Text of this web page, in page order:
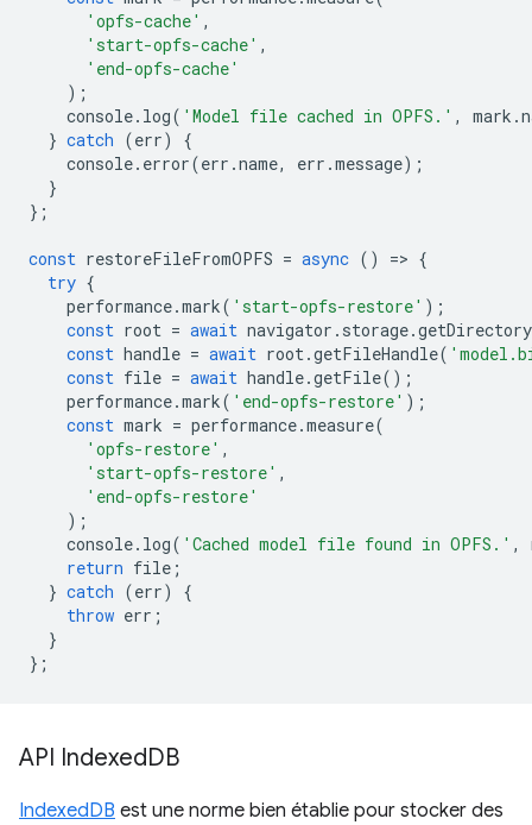
'opfs-cache' ,
'start-opfs-cache' ,
'end-opfs-cache'
);
console. log( 'Model file cached in OPFS.' , mark .
} catch (err)
{
console. error(err .name, err .message);
}
};
const restoreFileFromOPFS = async () => {
try {
performance.mark( 'start-opfs-restore' );
const root = await navigator . storage.getDirectory
const handle = await root.getFileHandle(
const file = await handle.getFile();
performance.mark( 'end-opfs-restore' );
const mark = performance.measure(
'opfs-restore' ,
'start-opfs-restore' ,
'end-opfs-restore'
);
console. log( 'Cached model file found in OPFS.' ,
return file ;
} catch (err)
{
throw err ;
}
};
API IndexedDB
IndexedDB est une norme bien établie pour stocker des